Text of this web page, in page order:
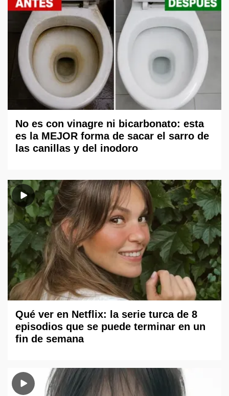
No es con vinagre ni bicarbonato: esta
es la MEJOR forma de sacar el sarro de
las canillas y del inodoro
Qué ver en Netflix: la serie turca de 8
episodios que se puede terminar en un
fin de semana